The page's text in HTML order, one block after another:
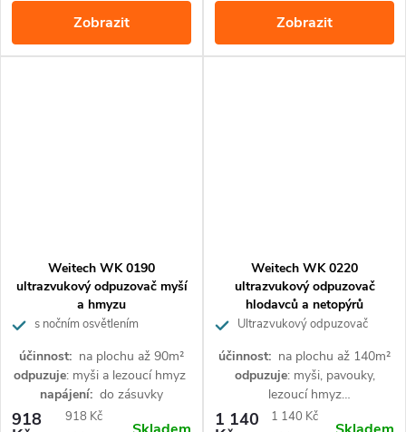
24 hodinový chod, detekuje
pohyb 360°
Zobrazit
chráněném prostoru a ti se tak
raději přesunou jinam. Ideální
použití k ochraně zahrad, aut,
garáží, okolí popelnic apod.
Zobrazit
Weitech WK 0190
ultrazvukový odpuzovač myší
a hmyzu
s nočním osvětlením
účinnost: na plochu až 90m²
odpuzuje: myši a lezoucí hmyz
napájení: do zásuvky
918
Měrná
918 Kč
Weitech WK 0220
ultrazvukový odpuzovač
hlodavců a netopýrů
Ultrazvukový odpuzovač
účinnost: na plochu až 140m²
odpuzuje: myši, pavouky,
lezoucí hmyz
napájení:
baterie nebo zásuvka
1 140
Měrná
1 140 Kč